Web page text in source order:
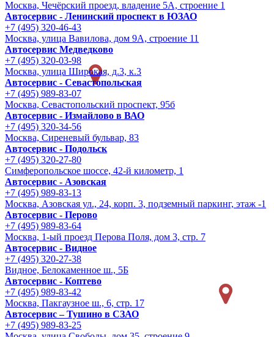
Москва, Чечёрский проезд, владение 5А, строение 1
Автосервис - Ленинский проспект в ЮЗАО
+7 (495) 320-46-43
Москва, улица Вавилова, дом 9A, строение 11
Автосервис Медведково
+7 (495) 320-03-98
Москва, улица Широкая, д.3, к.3
Автосервис - Cевастопольская
+7 (495) 989-83-07
Москва, Севастопольский проспект, 95б
Автосервис - Измайлово в ВАО
+7 (495) 320-34-56
Москва, Сиреневый бульвар, 83
Автосервис - Подольск
+7 (495) 320-27-80
Симферопольское шоссе, 42-й километр, 1
Автосервис - Азовская
+7 (495) 989-83-13
Москва, Азовская ул., 24, корп. 3, подземный паркинг, этаж -1
Автосервис - Перово
+7 (495) 989-83-64
Москва, 1-ый проезд Перова Поля, дом 3, стр. 7
Автосервис - Видное
+7 (495) 320-27-38
Видное, Белокаменное ш., 5Б
Автосервис - Коптево
+7 (495) 989-83-42
Москва, Пакгаузное ш., 6, стр. 17
Автосервис – Тушино в СЗАО
+7 (495) 989-83-25